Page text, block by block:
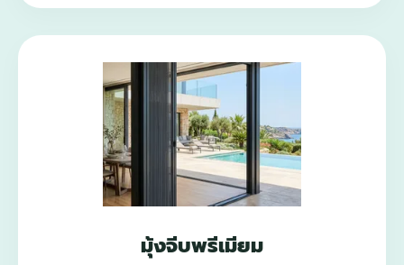
มุ้งจีบพรีเมียม